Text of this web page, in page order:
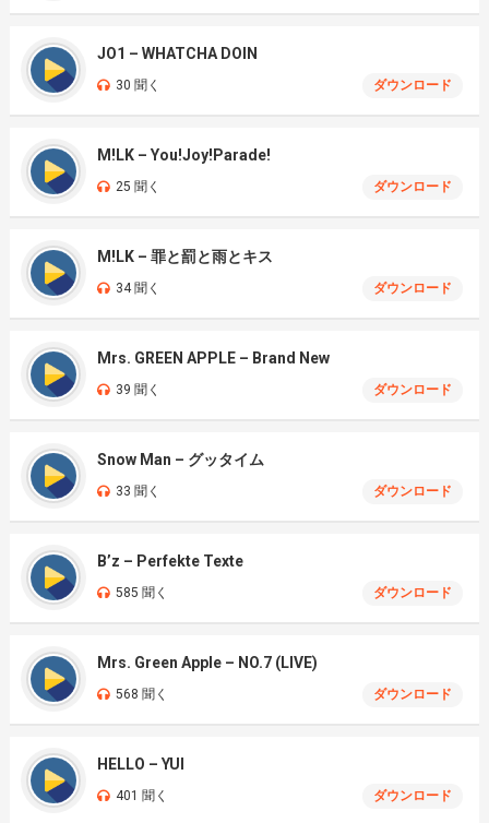
JO1 – WHATCHA DOIN
30 聞く ダウンロード
M!LK – You!Joy!Parade!
25 聞く ダウンロード
M!LK – 罪と罰と雨とキス
34 聞く ダウンロード
Mrs. GREEN APPLE – Brand New
39 聞く ダウンロード
Snow Man – グッタイム
33 聞く ダウンロード
B’z – Perfekte Texte
585 聞く ダウンロード
Mrs. Green Apple – NO.7 (LIVE)
568 聞く ダウンロード
HELLO – YUI
401 聞く ダウンロード